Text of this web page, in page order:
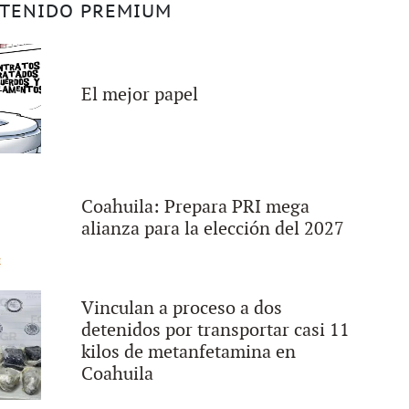
PREMIUM
El mejor papel
Coahuila: Prepara PRI mega
alianza para la elección del 2027
Vinculan a proceso a dos
detenidos por transportar casi 11
kilos de metanfetamina en
Coahuila